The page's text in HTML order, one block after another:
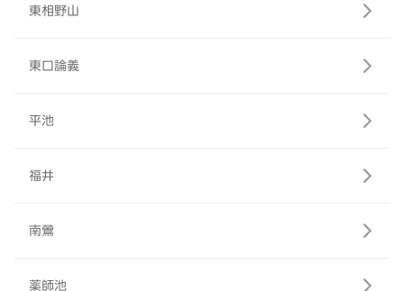
東相野山
東口論義
平池
福井
南鶯
薬師池